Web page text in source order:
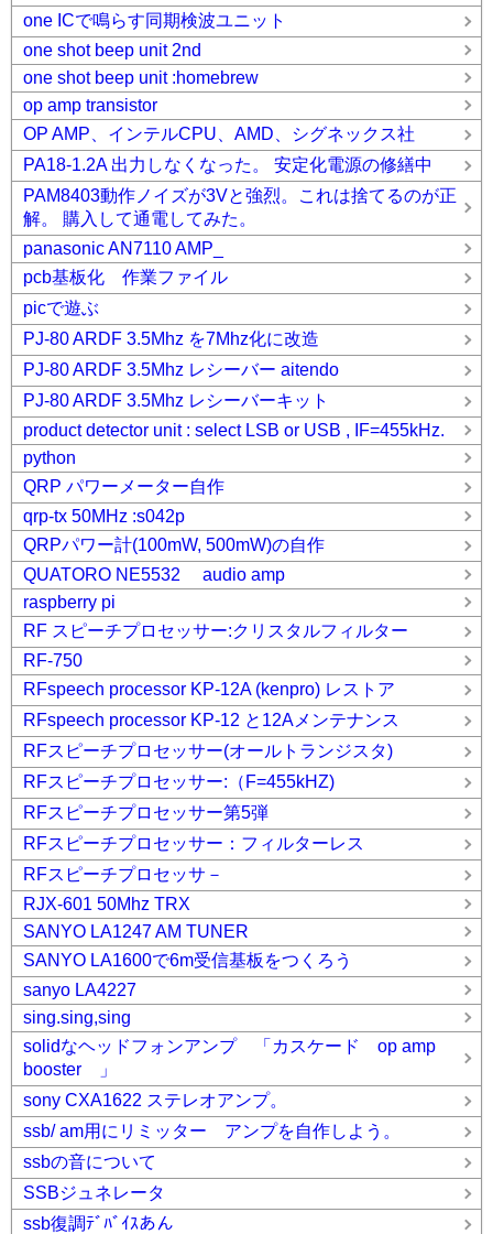
one ICで鳴らす同期検波ユニット
one shot beep unit 2nd
one shot beep unit :homebrew
op amp transistor
OP AMP、インテルCPU、AMD、シグネックス社
PA18-1.2A 出力しなくなった。 安定化電源の修繕中
PAM8403動作ノイズが3Vと強烈。これは捨てるのが正
解。 購入して通電してみた。
panasonic AN7110 AMP_
pcb基板化 作業ファイル
picで遊ぶ
PJ-80 ARDF 3.5Mhz を7Mhz化に改造
PJ-80 ARDF 3.5Mhz レシーバー aitendo
PJ-80 ARDF 3.5Mhz レシーバーキット
product detector unit : select LSB or USB , IF=455kHz.
python
QRP パワーメーター自作
qrp-tx 50MHz :s042p
QRPパワー計(100mW, 500mW)の自作
QUATORO NE5532 audio amp
raspberry pi
RF スピーチプロセッサー:クリスタルフィルター
RF-750
RFspeech processor KP-12A (kenpro) レストア
RFspeech processor KP-12 と12Aメンテナンス
RFスピーチプロセッサー(オールトランジスタ)
RFスピーチプロセッサー:（F=455kHZ)
RFスピーチプロセッサー第5弾
RFスピーチプロセッサー：フィルターレス
RFスピーチプロセッサ－
RJX-601 50Mhz TRX
SANYO LA1247 AM TUNER
SANYO LA1600で6m受信基板をつくろう
sanyo LA4227
sing.sing,sing
solidなヘッドフォンアンプ 「カスケード op amp
booster 」
sony CXA1622 ステレオアンプ。
ssb/ am用にリミッター アンプを自作しよう。
ssbの音について
SSBジュネレータ
ssb復調ﾃﾞﾊﾞｲｽあん